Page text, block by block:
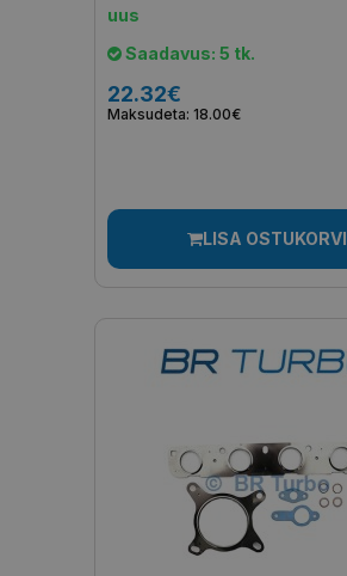
uus
Saadavus: 5 tk.
22.32€
Maksudeta: 18.00€
LISA OSTUKORVI